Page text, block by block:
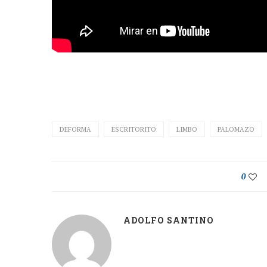
DEFORMA ESCRITORITO LIMBO PALOMAZO
0
ADOLFO SANTINO